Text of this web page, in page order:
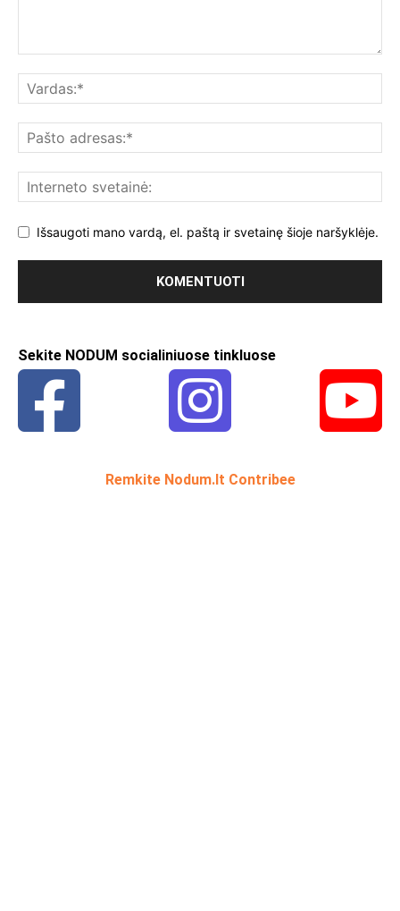
Išsaugoti mano vardą, el. paštą ir svetainę šioje naršyklėje.
Sekite NODUM socialiniuose tinkluose
Remkite Nodum.lt Contribee